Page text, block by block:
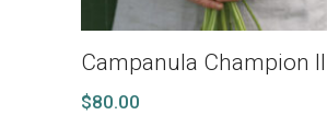
Campanula Champion
$80.00